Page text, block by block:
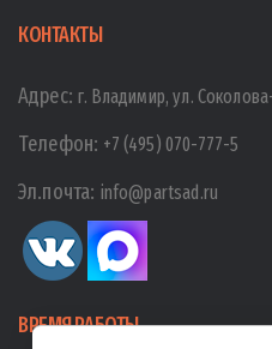
КОНТАКТЫ
Адрес:г. Владимир, ул.
Телефон: +7 (495) 070-777-5
Эл.почта: info@partsad.ru
ВРЕМЯ РАБОТЫ